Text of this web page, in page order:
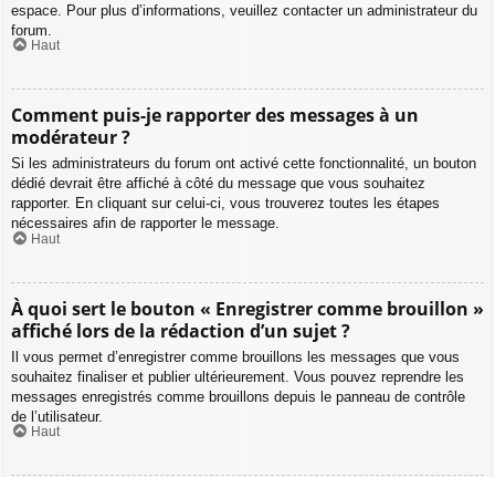
espace. Pour plus d’informations, veuillez contacter un administrateur du
forum.
Haut
Comment puis-je rapporter des messages à un
modérateur ?
Si les administrateurs du forum ont activé cette fonctionnalité, un bouton
dédié devrait être affiché à côté du message que vous souhaitez
rapporter. En cliquant sur celui-ci, vous trouverez toutes les étapes
nécessaires afin de rapporter le message.
Haut
À quoi sert le bouton « Enregistrer comme brouillon »
affiché lors de la rédaction d’un sujet ?
Il vous permet d’enregistrer comme brouillons les messages que vous
souhaitez finaliser et publier ultérieurement. Vous pouvez reprendre les
messages enregistrés comme brouillons depuis le panneau de contrôle
de l’utilisateur.
Haut